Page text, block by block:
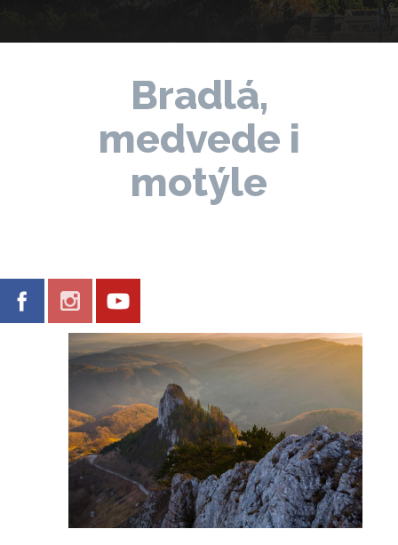
Bradlá,
medvede i
motýle